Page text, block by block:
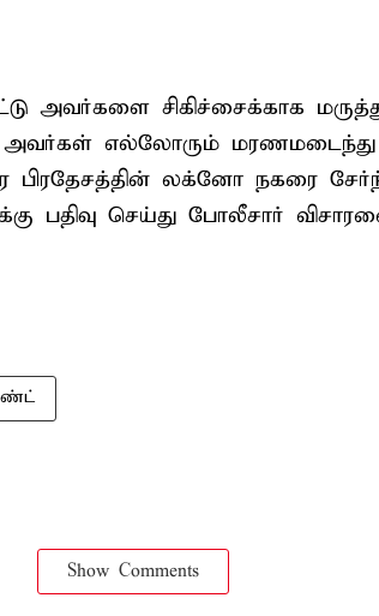
அவர்களை சிகிச்சைக்காக
எல்லோரும் மரணமடைந்து
பிரதேசத்தின் லக்னோ நகரை
பதிவு செய்து போலீசார்
Show Comments